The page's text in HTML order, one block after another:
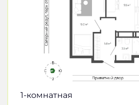
1-комнатная